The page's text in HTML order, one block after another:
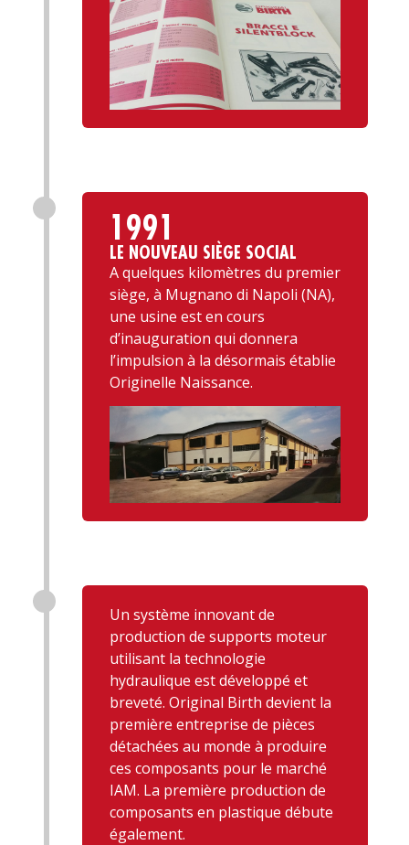
1991
LE NOUVEAU SIÈGE SOCIAL
A quelques kilomètres du premier
siège, à Mugnano di Napoli (NA),
une usine est en cours
d’inauguration qui donnera
l’impulsion à la désormais établie
Originelle Naissance.
Un système innovant de
production de supports moteur
utilisant la technologie
hydraulique est développé et
breveté. Original Birth devient la
première entreprise de pièces
détachées au monde à produire
ces composants pour le marché
IAM. La première production de
composants en plastique débute
également.